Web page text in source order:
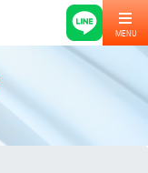
MENU